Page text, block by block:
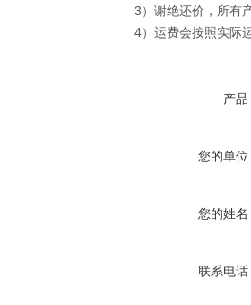
3）谢绝还价，所有
4）运费会按照实际
产品
您的单位
您的姓名
联系电话